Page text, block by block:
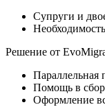
Супруги и
Решение от
Параллельная
Помощь в
Оформление